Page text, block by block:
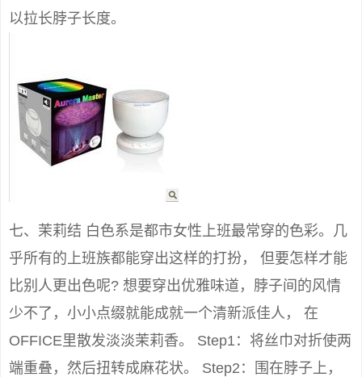
以拉长脖子长度。
七、茉莉结 白色系是都市女性上班最常穿的色彩。几
乎所有的上班族都能穿出这样的打扮， 但要怎样才能
比别人更出色呢? 想要穿出优雅味道，脖子间的风情
少不了，小小点缀就能成就一个清新派佳人， 在
OFFICE里散发淡淡茉莉香。 Step1：将丝巾对折使两
端重叠，然后扭转成麻花状。 Step2：围在脖子上，